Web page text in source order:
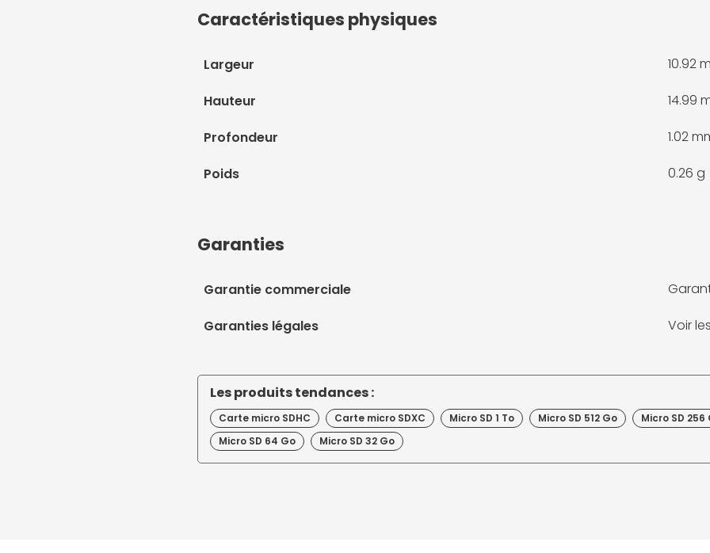
Caractéristiques physiques
Largeur 10.92
Hauteur 14.99
Profondeur 1.02
Poids 0.26 g
Garanties
Garantie commerciale
Garanties légales Voir
Les produits tendances :
Carte micro SDHC Carte micro SDXC Micro SD 1 To Micro SD 512 Go
Micro SD 256
Micro SD 64 Go
Micro SD 32 Go